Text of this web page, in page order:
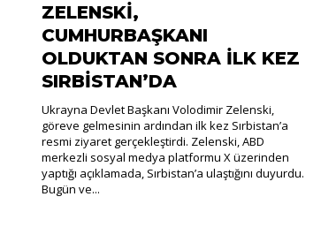
ZELENSKİ,
CUMHURBAŞKANI
OLDUKTAN SONRA İLK KEZ
SIRBİSTAN’DA
Ukrayna Devlet Başkanı Volodimir Zelenski,
göreve gelmesinin ardından ilk kez Sırbistan’a
resmi ziyaret gerçekleştirdi. Zelenski, ABD
merkezli sosyal medya platformu X üzerinden
yaptığı açıklamada, Sırbistan’a ulaştığını duyurdu.
Bugün ve...